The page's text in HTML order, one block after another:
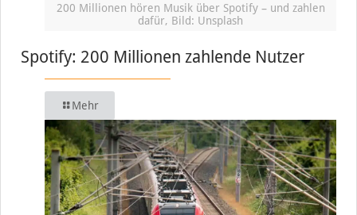
200 Millionen hören Musik über Spotify – und zahlen
dafür, Bild: Unsplash
Spotify: 200 Millionen zahlende Nutzer
Mehr